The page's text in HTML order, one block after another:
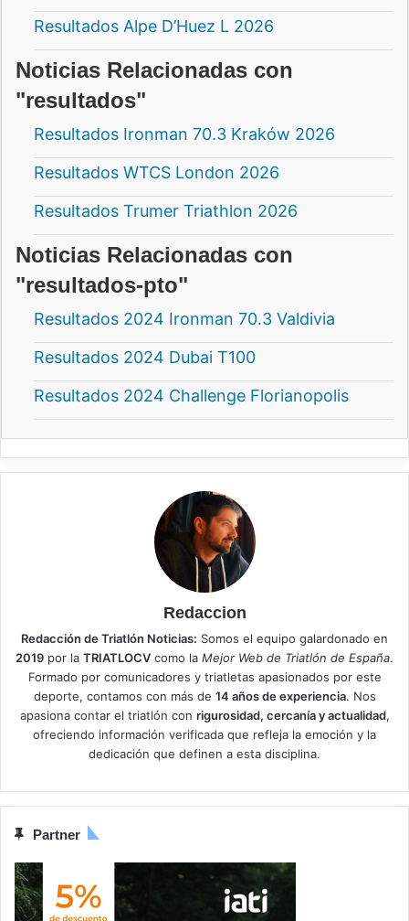
Resultados Alpe D’Huez L 2026
Noticias Relacionadas con
"resultados"
Resultados Ironman 70.3 Kraków 2026
Resultados WTCS London 2026
Resultados Trumer Triathlon 2026
Noticias Relacionadas con
"resultados-pto"
Resultados 2024 Ironman 70.3 Valdivia
Resultados 2024 Dubai T100
Resultados 2024 Challenge Florianopolis
Redaccion
Redacción de Triatlón Noticias: Somos el equipo galardonado en
2019 por la TRIATLOCV como la Mejor Web de Triatlón de España.
Formado por comunicadores y triatletas apasionados por este
deporte, contamos con más de 14 años de experiencia. Nos
apasiona contar el triatlón con rigurosidad, cercanía y actualidad,
ofreciendo información verificada que refleja la emoción y la
dedicación que definen a esta disciplina.
Partner